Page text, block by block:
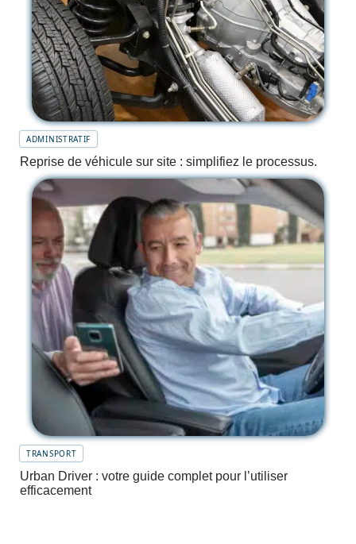
ADMINISTRATIF
Reprise de véhicule sur site : simplifiez le processus.
TRANSPORT
Urban Driver : votre guide complet pour l’utiliser
efficacement